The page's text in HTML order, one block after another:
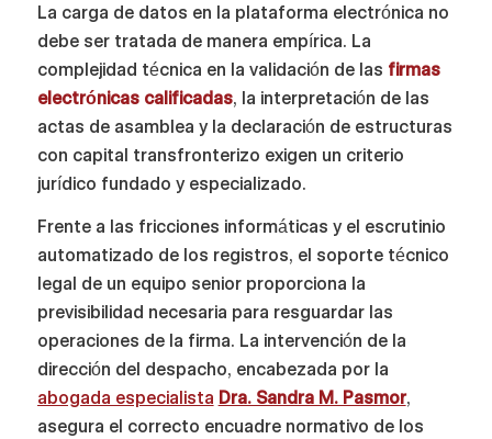
La carga de datos en la plataforma electrónica no
debe ser tratada de manera empírica. La
complejidad técnica en la validación de las firmas
electrónicas calificadas, la interpretación de las
actas de asamblea y la declaración de estructuras
con capital transfronterizo exigen un criterio
jurídico fundado y especializado.
Frente a las fricciones informáticas y el escrutinio
automatizado de los registros, el soporte técnico
legal de un equipo senior proporciona la
previsibilidad necesaria para resguardar las
operaciones de la firma. La intervención de la
dirección del despacho, encabezada por la
abogada especialista Dra. Sandra M. Pasmor,
asegura el correcto encuadre normativo de los